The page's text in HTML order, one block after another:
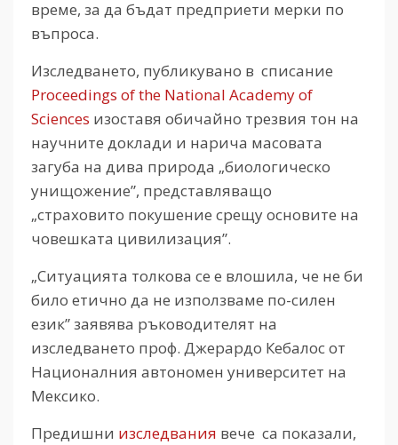
време, за да бъдат предприети мерки по
въпроса.
Изследването, публикувано в списание
Proceedings of the National Academy of
Sciences изоставя обичайно трезвия тон на
научните доклади и нарича масовата
загуба на дива природа „биологическо
унищожение”, представляващо
„страховито покушение срещу основите на
човешката цивилизация”.
„Ситуацията толкова се е влошила, че не би
било етично да не използваме по-силен
език” заявява ръководителят на
изследването проф. Джерардо Кебалос от
Националния автономен университет на
Мексико.
Предишни изследвания вече са показали,